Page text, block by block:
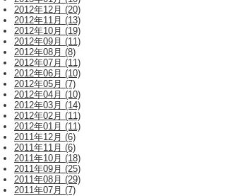
2012年12月 (20)
2012年11月 (13)
2012年10月 (19)
2012年09月 (11)
2012年08月 (8)
2012年07月 (11)
2012年06月 (10)
2012年05月 (7)
2012年04月 (10)
2012年03月 (14)
2012年02月 (11)
2012年01月 (11)
2011年12月 (6)
2011年11月 (6)
2011年10月 (18)
2011年09月 (25)
2011年08月 (29)
2011年07月 (7)